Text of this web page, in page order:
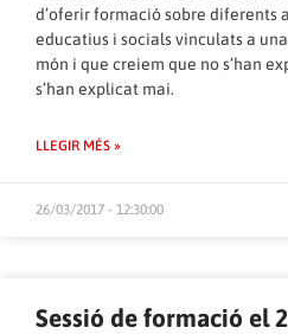
d’oferir formació sobre diferents
educatius i socials vinculats a
món i que creiem que no s’han
s’han explicat mai.
LLEGIR MÉS »
26/03/2017 - 12:30:00
Sessió de formació el